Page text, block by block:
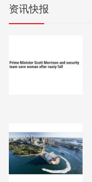
而且，它将出现
资讯快报